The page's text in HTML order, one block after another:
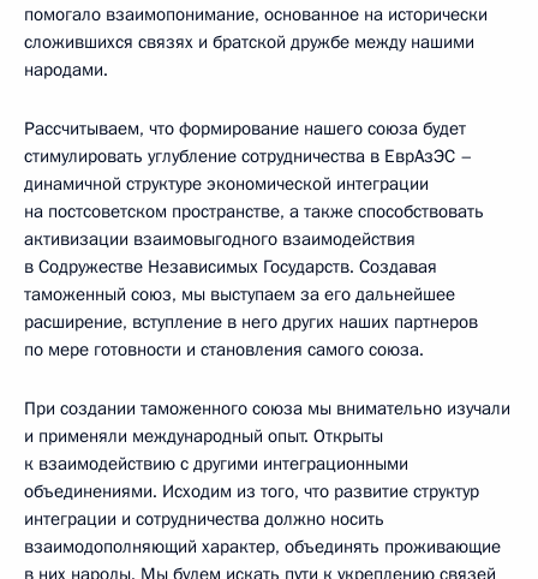
помогало взаимопонимание, основанное на исторически
сложившихся связях и братской дружбе между нашими
народами.
Рассчитываем, что формирование нашего союза будет
стимулировать углубление сотрудничества в ЕврАзЭС –
динамичной структуре экономической интеграции
на постсоветском пространстве, а также способствовать
активизации взаимовыгодного взаимодействия
в Содружестве Независимых Государств. Создавая
таможенный союз, мы выступаем за его дальнейшее
расширение, вступление в него других наших партнеров
по мере готовности и становления самого союза.
При создании таможенного союза мы внимательно изучали
и применяли международный опыт. Открыты
к взаимодействию с другими интеграционными
объединениями. Исходим из того, что развитие структур
интеграции и сотрудничества должно носить
взаимодополняющий характер, объединять проживающие
в них народы. Мы будем искать пути к укреплению связей